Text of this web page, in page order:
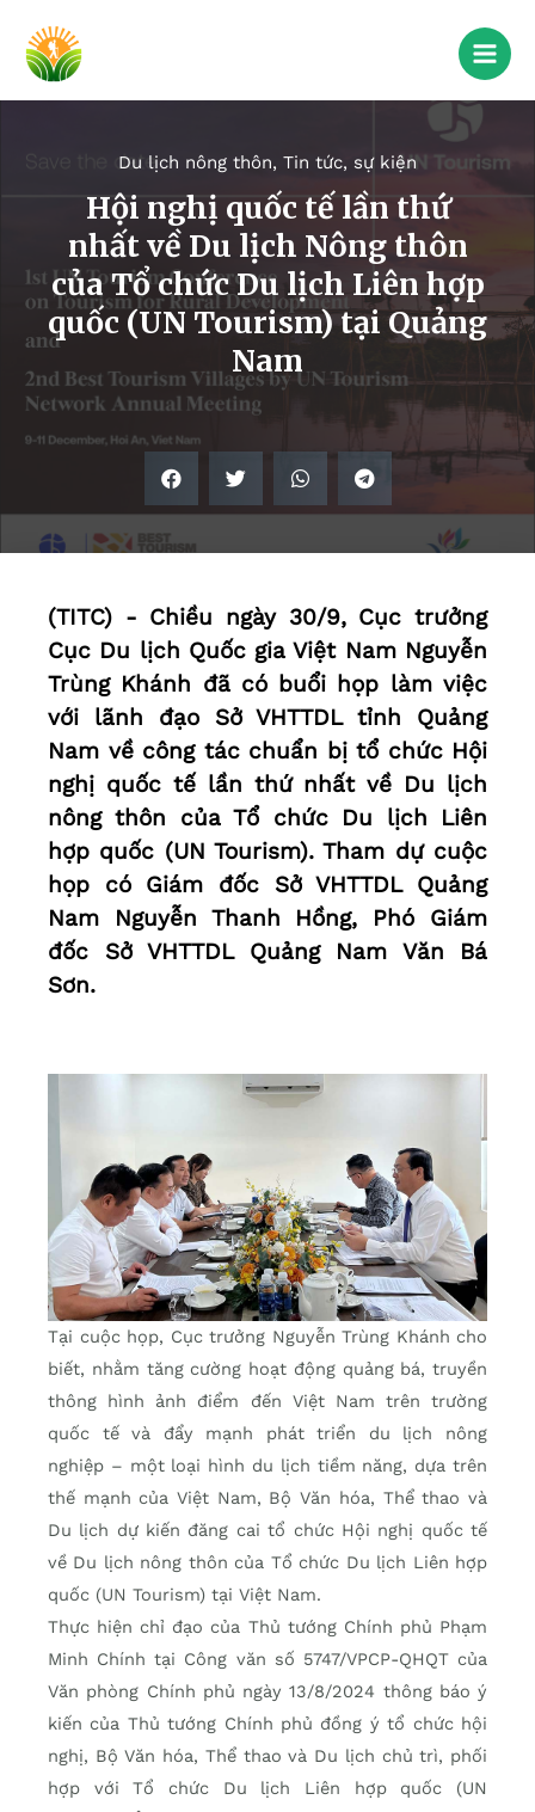
Du lịch nông thôn, Tin tức, sự kiện
Hội nghị quốc tế lần thứ
nhất về Du lịch Nông thôn
của Tổ chức Du lịch Liên hợp
quốc (UN Tourism) tại Quảng
Nam
(TITC) - Chiều ngày 30/9, Cục trưởng
Cục Du lịch Quốc gia Việt Nam Nguyễn
Trùng Khánh đã có buổi họp làm việc
với lãnh đạo Sở VHTTDL tỉnh Quảng
Nam về công tác chuẩn bị tổ chức Hội
nghị quốc tế lần thứ nhất về Du lịch
nông thôn của Tổ chức Du lịch Liên
hợp quốc (UN Tourism). Tham dự cuộc
họp có Giám đốc Sở VHTTDL Quảng
Nam Nguyễn Thanh Hồng, Phó Giám
đốc Sở VHTTDL Quảng Nam Văn Bá
Sơn.
Tại cuộc họp, Cục trưởng Nguyễn Trùng Khánh cho
biết, nhằm tăng cường hoạt động quảng bá, truyền
thông hình ảnh điểm đến Việt Nam trên trường
quốc tế và đẩy mạnh phát triển du lịch nông
nghiệp – một loại hình du lịch tiềm năng, dựa trên
thế mạnh của Việt Nam, Bộ Văn hóa, Thể thao và
Du lịch dự kiến đăng cai tổ chức Hội nghị quốc tế
về Du lịch nông thôn của Tổ chức Du lịch Liên hợp
quốc (UN Tourism) tại Việt Nam.
Thực hiện chỉ đạo của Thủ tướng Chính phủ Phạm
Minh Chính tại Công văn số 5747/VPCP-QHQT của
Văn phòng Chính phủ ngày 13/8/2024 thông báo ý
kiến của Thủ tướng Chính phủ đồng ý tổ chức hội
nghị, Bộ Văn hóa, Thể thao và Du lịch chủ trì, phối
hợp với Tổ chức Du lịch Liên hợp quốc (UN